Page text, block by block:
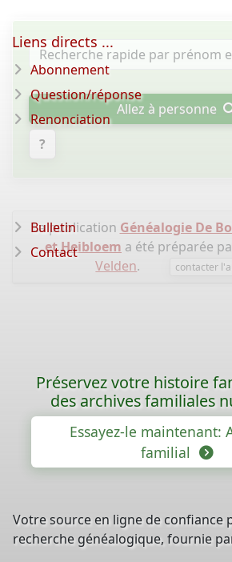
Allez à personne
?
La publication Généalogie De
et Heibloem a été préparée
Velden. contacter
Liens directs ...
Abonnement
Question/réponse
Renonciation
Bulletin
Contact
Préservez votre histoire
des archives familiales
Essayez-le maintenant:
familial
Votre source en ligne de confiance
recherche généalogique, fournie